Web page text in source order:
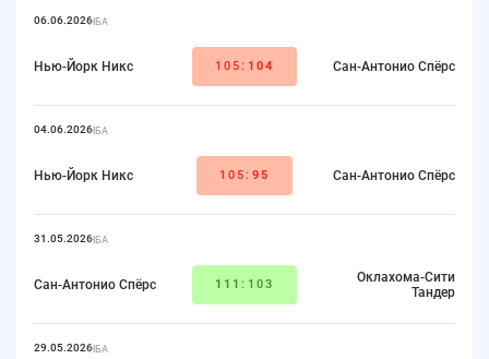
06.06.2026НБА
Нью-Йорк Никс 105: 104 Сан-Антонио Спёрс
04.06.2026НБА
Нью-Йорк Никс 105: 95 Сан-Антонио Спёрс
31.05.2026НБА
Сан-Антонио Спёрс 111:103
Оклахома-Сити
Тандер
29.05.2026НБА